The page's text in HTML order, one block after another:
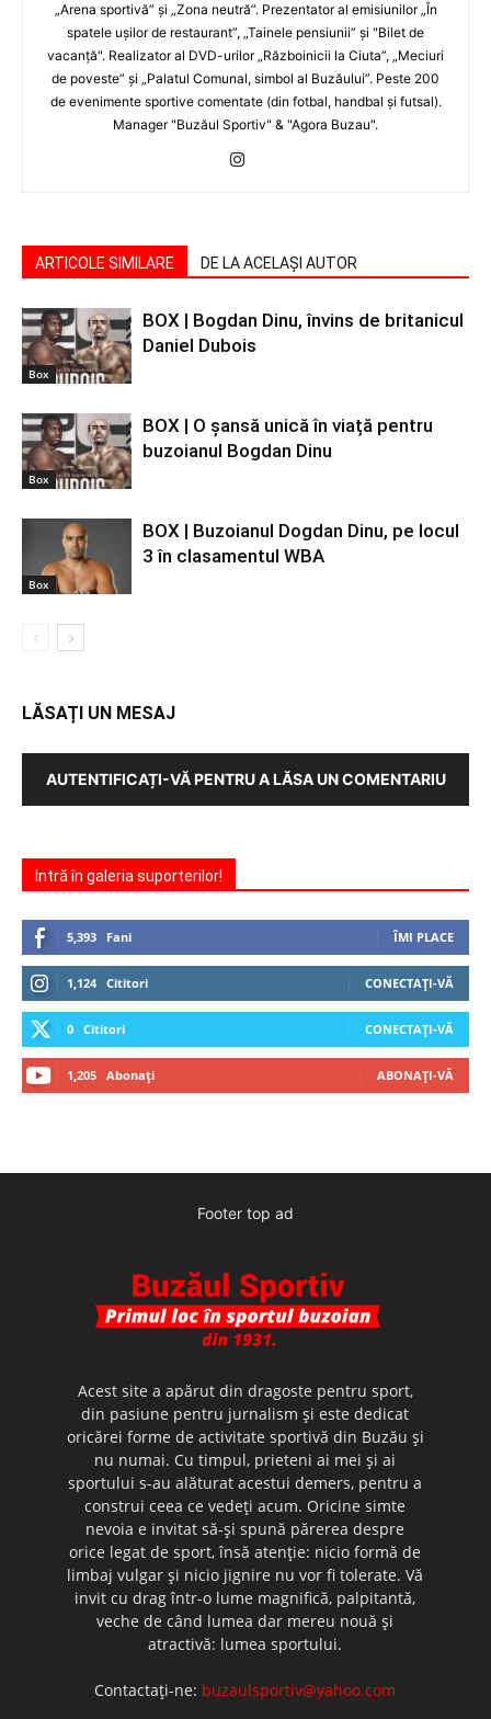
„Arena sportivă” şi „Zona neutră”. Prezentator al emisiunilor „În
spatele uşilor de restaurant”, „Tainele pensiunii” şi "Bilet de
vacanţă". Realizator al DVD-urilor „Războinicii la Ciuta”, „Meciuri
de poveste” şi „Palatul Comunal, simbol al Buzăului”. Peste 200
de evenimente sportive comentate (din fotbal, handbal şi futsal).
Manager "Buzăul Sportiv" & "Agora Buzau".
ARTICOLE SIMILARE DE LA ACELAȘI AUTOR
Box
BOX | Bogdan Dinu, învins de britanicul
Daniel Dubois
Box
BOX | O șansă unică în viață pentru
buzoianul Bogdan Dinu
Box
BOX | Buzoianul Dogdan Dinu, pe locul
3 în clasamentul WBA
LĂSAȚI UN MESAJ
AUTENTIFICAȚI-VĂ PENTRU A LĂSA UN COMENTARIU
Intră în galeria suporterilor!
5,393 Fani ÎMI PLACE
1,124 Cititori CONECTAȚI-VĂ
0 Cititori CONECTAȚI-VĂ
1,205 Abonați ABONAȚI-VĂ
Footer top ad
Acest site a apărut din dragoste pentru sport,
din pasiune pentru jurnalism şi este dedicat
oricărei forme de activitate sportivă din Buzău şi
nu numai. Cu timpul, prieteni ai mei şi ai
sportului s-au alăturat acestui demers, pentru a
construi ceea ce vedeţi acum. Oricine simte
nevoia e invitat să-şi spună părerea despre
orice legat de sport, însă atenţie: nicio formă de
limbaj vulgar şi nicio jignire nu vor fi tolerate. Vă
invit cu drag într-o lume magnifică, palpitantă,
veche de când lumea dar mereu nouă şi
atractivă: lumea sportului.
Contactați-ne: buzaulsportiv@yahoo.com